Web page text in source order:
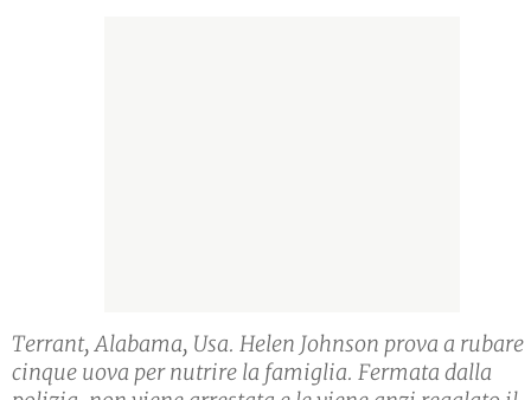
Terrant, Alabama, Usa. Helen Johnson prova a rubare
cinque uova per nutrire la famiglia. Fermata dalla